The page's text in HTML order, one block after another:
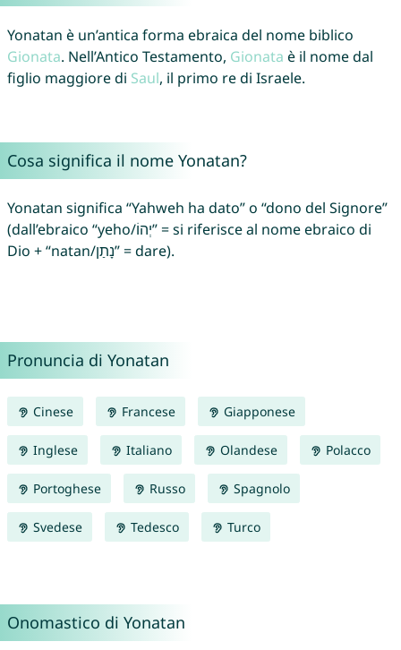
Yonatan è un’antica forma ebraica del nome biblico
Gionata. Nell’Antico Testamento, Gionata è il nome dal
figlio maggiore di Saul, il primo re di Israele.
Cosa significa il nome Yonatan?
Yonatan significa “Yahweh ha dato” o “dono del Signore”
(dall’ebraico “yeho/יְהוֹ” = si riferisce al nome ebraico di
Dio + “natan/נָתַן” = dare).
Pronuncia di Yonatan
Cinese Francese Giapponese
Inglese Italiano Olandese Polacco
Portoghese Russo Spagnolo
Svedese Tedesco Turco
Onomastico di Yonatan